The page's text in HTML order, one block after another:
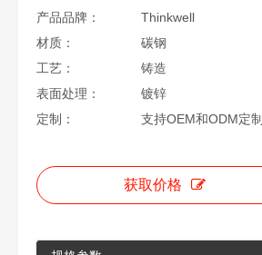
产品品牌：
Thinkwell
材质：
碳钢
工艺：
铸造
表面处理：
镀锌
定制：
支持OEM和ODM定制
获取价格